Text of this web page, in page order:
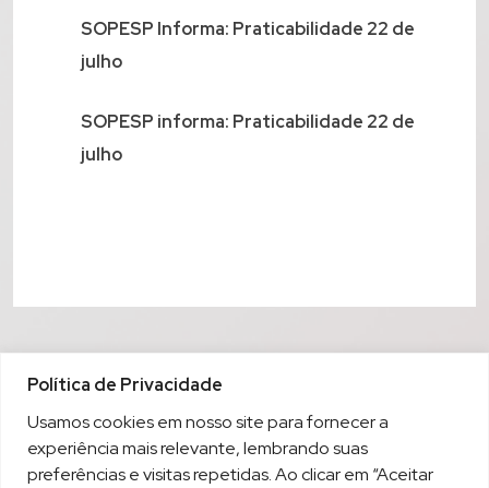
Política de Privacidade
Usamos cookies em nosso site para fornecer a
experiência mais relevante, lembrando suas
preferências e visitas repetidas. Ao clicar em “Aceitar
SOPESP Informa: Praticabilidade 22 de
julho
SOPESP informa: Praticabilidade 22 de
julho